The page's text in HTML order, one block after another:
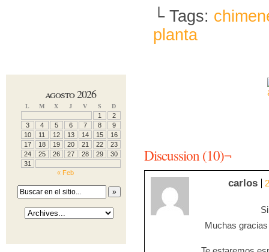
└ Tags:
planta
agosto 2026
L M X J V S D
1
2
3
4 5 6 7 8
9
10
11 12 13 14 15
16
17
18 19 20 21 22
23
24
25 26 27 28 29
30
31
« Feb
Discussion (10)¬
carlos
Muchas